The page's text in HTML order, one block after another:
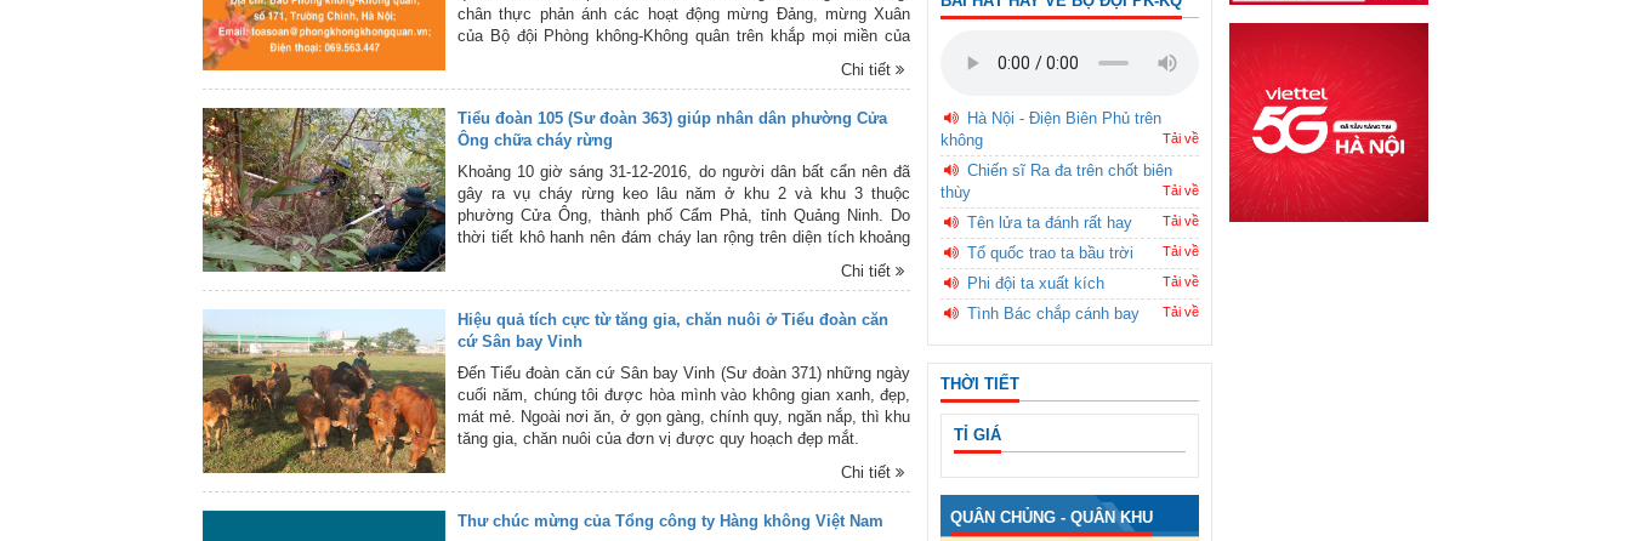
chân thực phản ánh các hoạt động mừng Đảng, mừng Xuân
của Bộ đội Phòng không-Không quân trên khắp mọi miền của
Chi tiết
Tiểu đoàn 105 (Sư đoàn 363) giúp nhân dân phường Cửa
Ông chữa cháy rừng
Khoảng 10 giờ sáng 31-12-2016, do người dân bất cẩn nên đã
gây ra vụ cháy rừng keo lâu năm ở khu 2 và khu 3 thuộc
phường Cửa Ông, thành phố Cẩm Phả, tỉnh Quảng Ninh. Do
thời tiết khô hanh nên đám cháy lan rộng trên diện tích khoảng
Chi tiết
Hiệu quả tích cực từ tăng gia, chăn nuôi ở Tiểu đoàn căn
cứ Sân bay Vinh
Đến Tiểu đoàn căn cứ Sân bay Vinh (Sư đoàn 371) những ngày
cuối năm, chúng tôi được hòa mình vào không gian xanh, đẹp,
mát mẻ. Ngoài nơi ăn, ở gọn gàng, chính quy, ngăn nắp, thì khu
tăng gia, chăn nuôi của đơn vị được quy hoạch đẹp mắt.
Chi tiết
Thư chúc mừng của Tổng công ty Hàng không Việt Nam
Hà Nội - Điện Biên Phủ trên
không
Tải về
Chiến sĩ Ra đa trên chốt biên
thùy
Tải về
Tên lửa ta đánh rất hay Tải về
Tổ quốc trao ta bầu trời Tải về
Phi đội ta xuất kích Tải về
Tình Bác chắp cánh bay Tải về
THỜI TIẾT
TỈ GIÁ
QUÂN CHỦNG - QUÂN KHU